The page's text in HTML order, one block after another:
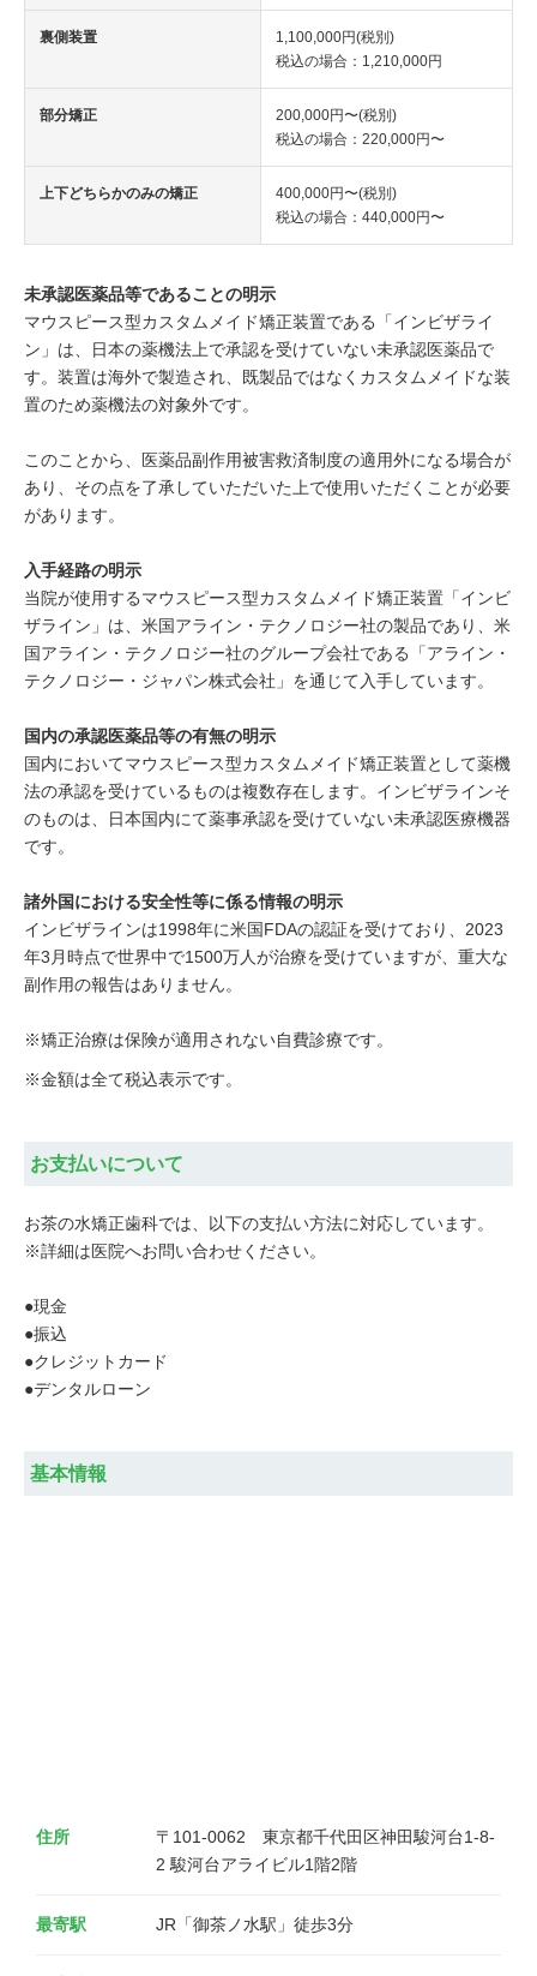
裏側装置
1,100,000円(税別)
税込の場合：1,210,000円
部分矯正
200,000円〜(税別)
税込の場合：220,000円〜
上下どちらかのみの矯正
400,000円〜(税別)
税込の場合：440,000円〜
未承認医薬品等であることの明示
マウスピース型カスタムメイド矯正装置である「インビザライ
ン」は、日本の薬機法上で承認を受けていない未承認医薬品で
す。装置は海外で製造され、既製品ではなくカスタムメイドな装
置のため薬機法の対象外です。
このことから、医薬品副作用被害救済制度の適用外になる場合が
あり、その点を了承していただいた上で使用いただくことが必要
があります。
入手経路の明示
当院が使用するマウスピース型カスタムメイド矯正装置「インビ
ザライン」は、米国アライン・テクノロジー社の製品であり、米
国アライン・テクノロジー社のグループ会社である「アライン・
テクノロジー・ジャパン株式会社」を通じて入手しています。
国内の承認医薬品等の有無の明示
国内においてマウスピース型カスタムメイド矯正装置として薬機
法の承認を受けているものは複数存在します。インビザラインそ
のものは、日本国内にて薬事承認を受けていない未承認医療機器
です。
諸外国における安全性等に係る情報の明示
インビザラインは1998年に米国FDAの認証を受けており、2023
年3月時点で世界中で1500万人が治療を受けていますが、重大な
副作用の報告はありません。
※矯正治療は保険が適用されない自費診療です。
※金額は全て税込表示です。
お支払いについて
お茶の水矯正歯科では、以下の支払い方法に対応しています。
※詳細は医院へお問い合わせください。
●現金
●振込
●クレジットカード
●デンタルローン
基本情報
住所
〒101-0062　東京都千代田区神田駿河台1-8-
2 駿河台アライビル1階2階
最寄駅 JR「御茶ノ水駅」徒歩3分